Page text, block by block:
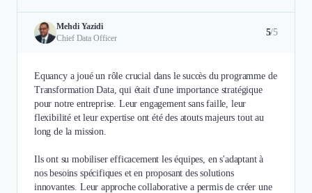
Mehdi Yazidi
Chief Data Officer
5/5
Equancy a joué un rôle crucial dans le succès du programme de
Transformation Data, qui était d'une importance stratégique
pour notre entreprise. Leur engagement sans faille, leur
flexibilité et leur expertise ont été des atouts majeurs tout au
long de la mission.
Ils ont su mobiliser efficacement les équipes, en s'adaptant à
nos besoins spécifiques et en proposant des solutions
innovantes. Leur approche collaborative a permis de créer une